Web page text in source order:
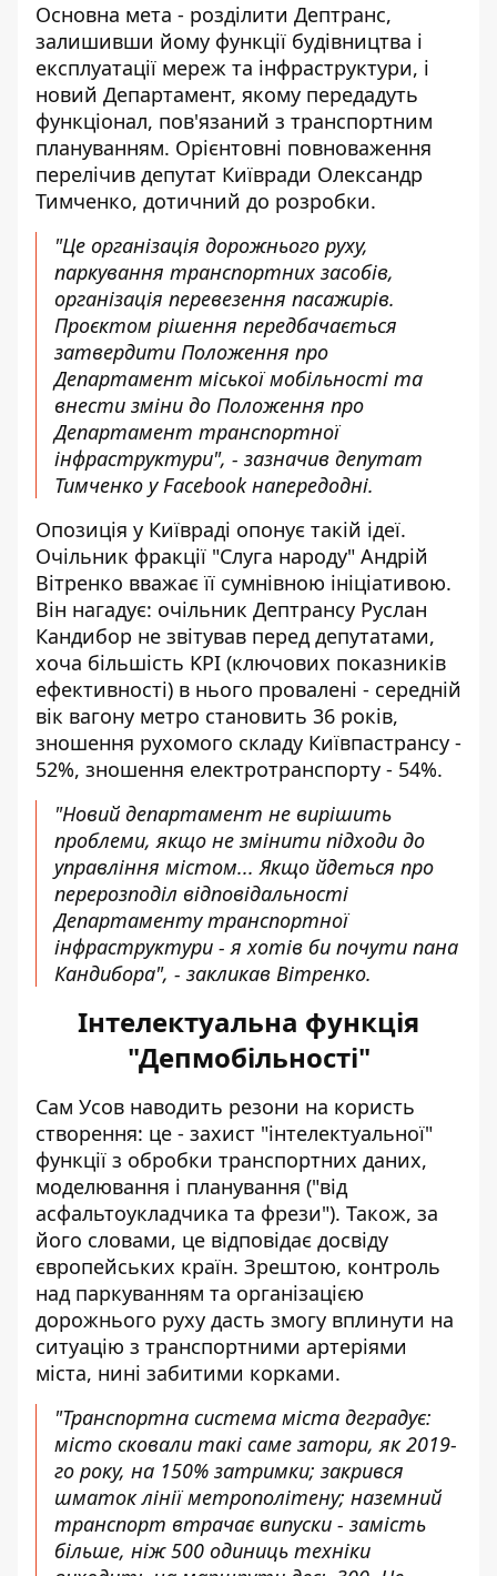
Основна мета - розділити Дептранс,
залишивши йому функції будівництва і
експлуатації мереж та інфраструктури, і
новий Департамент, якому передадуть
функціонал, пов'язаний з транспортним
плануванням. Орієнтовні повноваження
перелічив депутат Київради Олександр
Тимченко, дотичний до розробки.
"Це організація дорожнього руху,
паркування транспортних засобів,
організація перевезення пасажирів.
Проєктом рішення передбачається
затвердити Положення про
Департамент міської мобільності та
внести зміни до Положення про
Департамент транспортної
інфраструктури", - зазначив депутат
Тимченко у Facebookнапередодні.
Опозиція у Київраді опонує такій ідеї.
Очільник фракції "Слуга народу" Андрій
Вітренко вважає її сумнівною ініціативою.
Він нагадує: очільник Дептрансу Руслан
Кандибор не звітував перед депутатами,
хоча більшість KPI (ключових показників
ефективності) в нього провалені - середній
вік вагону метро становить 36 років,
зношення рухомого складу Київпастрансу -
52%, зношення електротранспорту - 54%.
"Новий департамент не вирішить
проблеми, якщо не змінити підходи до
управління містом... Якщо йдеться про
перерозподіл відповідальності
Департаменту транспортної
інфраструктури - я хотів би почути пана
Кандибора", - закликав Вітренко.
Інтелектуальна функція
"Депмобільності"
Сам Усов наводить резони на користь
створення: це - захист "інтелектуальної"
функції з обробки транспортних даних,
моделювання і планування ("від
асфальтоукладчика та фрези"). Також, за
його словами, це відповідає досвіду
європейських країн. Зрештою, контроль
над паркуванням та організацією
дорожнього руху дасть змогу вплинути на
ситуацію з транспортними артеріями
міста, нині забитими корками.
"Транспортна система міста деградує:
місто сковали такі саме затори, як 2019-
го року, на 150% затримки; закрився
шматок лінії метрополітену; наземний
транспорт втрачає випуски - замість
більше, ніж 500 одиниць техніки